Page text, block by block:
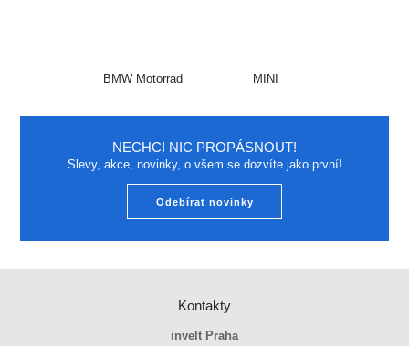
BMW Motorrad MINI
NECHCI NIC PROPÁSNOUT!
Slevy, akce, novinky, o všem se dozvíte jako první!
Odebírat novinky
Kontakty
invelt Praha